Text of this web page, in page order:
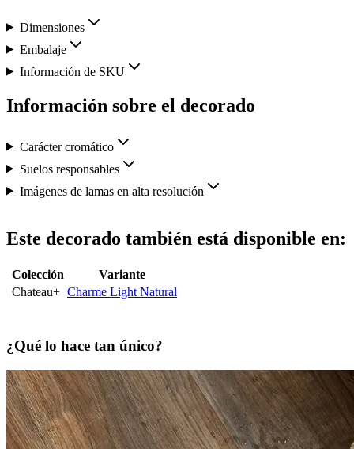
Dimensiones
Embalaje
Información de SKU
Información sobre el decorado
Carácter cromático
Suelos responsables
Imágenes de lamas en alta resolución
Este decorado también está disponible en:
Colección
Variante
Chateau+ Charme Light Natural
¿Qué lo hace tan único?